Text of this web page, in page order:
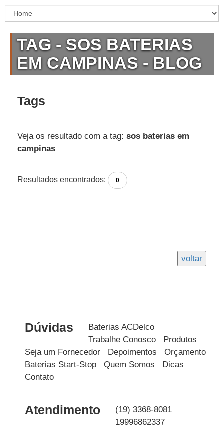
TAG - SOS BATERIAS
EM CAMPINAS - BLOG
Tags
Veja os resultado com a tag: sos baterias em
campinas
Resultados encontrados: 0
Dúvidas
Baterias ACDelco
Trabalhe Conosco
Produtos
Seja um Fornecedor
Depoimentos
Orçamento
Baterias Start-Stop
Quem Somos
Dicas
Contato
Atendimento
(19) 3368-8081
19996862337